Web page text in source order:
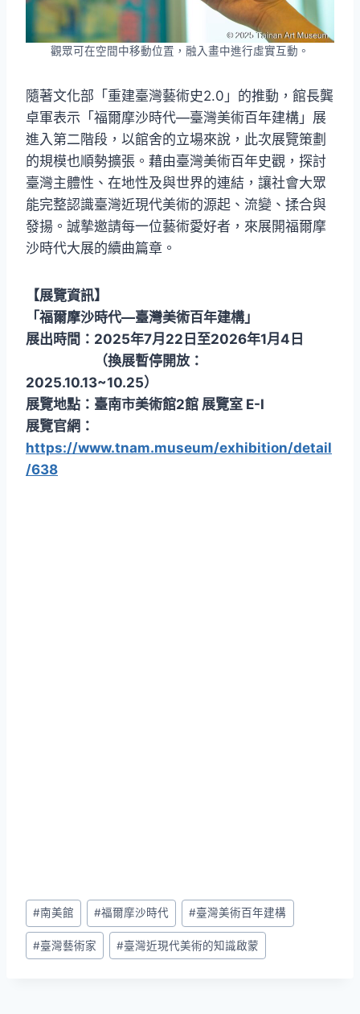
觀眾可在空間中移動位置，融入畫中進行虛實互動。
隨著文化部「重建臺灣藝術史2.0」的推動，館長龔
卓軍表示「福爾摩沙時代—臺灣美術百年建構」展
進入第二階段，以館舍的立場來說，此次展覽策劃
的規模也順勢擴張。藉由臺灣美術百年史觀，探討
臺灣主體性、在地性及與世界的連結，讓社會大眾
能完整認識臺灣近現代美術的源起、流變、揉合與
發揚。誠摯邀請每一位藝術愛好者，來展開福爾摩
沙時代大展的續曲篇章。
【展覽資訊】
「福爾摩沙時代—臺灣美術百年建構」
展出時間：2025年7月22日至2026年1月4日
（換展暫停開放：
2025.10.13~10.25）
展覽地點：臺南市美術館2館 展覽室 E-I
展覽官網：
https://www.tnam.museum/exhibition/detail
/638
Post
Tags:
#南美館 #福爾摩沙時代 #臺灣美術百年建構
#臺灣藝術家 #臺灣近現代美術的知識啟蒙